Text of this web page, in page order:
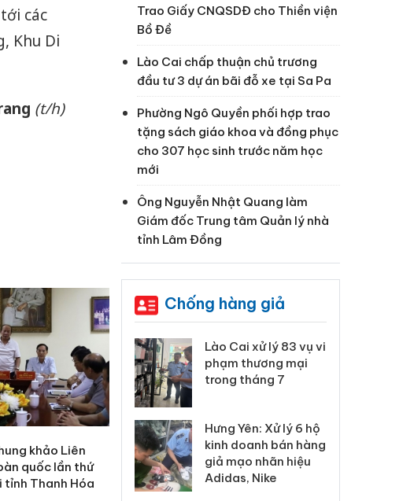
các
Khu Di
(t/h)
khảo Liên
quốc lần thứ
Thanh Hóa
Trao Giấy CNQSDĐ cho Thiền viện
Bồ Đề
Lào Cai chấp thuận chủ trương
đầu tư 3 dự án bãi đỗ xe tại Sa Pa
Phường Ngô Quyền phối hợp trao
tặng sách giáo khoa và đồng phục
cho 307 học sinh trước năm học
mới
Ông Nguyễn Nhật Quang làm
Giám đốc Trung tâm Quản lý nhà
tỉnh Lâm Đồng
Chống hàng giả
Công an Thanh Hóa
tìm bị hại trong vụ
án sản xuất, buôn
bán yến sào giả
Thanh Hóa: Tìm bị
hại trong vụ án buôn
bán bình sữa
Moyuum giả
Lào Cai xử lý 83 vụ vi
phạm thương mại
trong tháng 7
Hưng Yên: Xử lý 6 hộ
kinh doanh bán hàng
giả mạo nhãn hiệu
Adidas, Nike